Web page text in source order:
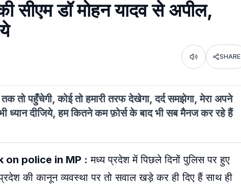
सीएम डॉ मोहन यादव से अपील,
Listen SHARE
पहुँचेगी, कोई तो हमारी तरफ देखेगा, दर्द समझेगा, मेरा अपने
भी ध्यान दीजिये, हम कितने कम फ़ोर्स के बाद भी सब मैनज कर रहे हैं
on police in MP : मध्य प्रदेश में पिछले दिनों पुलिस पर हुए
की कानून व्यवस्था पर तो सवाल खड़े कर ही दिए हैं साथ ही